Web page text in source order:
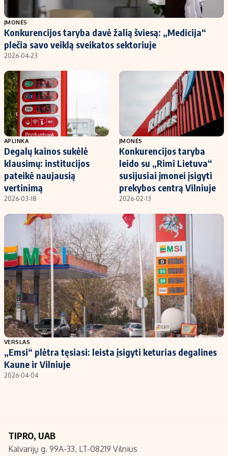
Populiarios temos
Investavimas
Akcijų rinka
Saulės elektrinės
Kriptovaliutos
Infliacija
Migracija
Titulinis
Nedarbo išmokos skaičiuoklė
Indėlių skaičiuoklė
Įdomios naujienos
Redakcija
Apie mus
Redakcijos politika
Privatumo politika
Turinio žymėjimo taisyklės
Kontaktai
Regionų naujienos
Indėlių palūkanos
ĮMONĖS
Konkurencijos taryba davė žalią šviesą: „Medicija“
plečia savo veiklą sveikatos sektoriuje
2026-04-23
APLINKA
Degalų kainos sukėlė
klausimų: institucijos
pateikė naujausią
vertinimą
2026-03-18
ĮMONĖS
Konkurencijos taryba
leido su „Rimi Lietuva“
susijusiai įmonei įsigyti
prekybos centrą Vilniuje
2026-02-13
VERSLAS
„Emsi“ plėtra tęsiasi: leista įsigyti keturias degalines
Kaune ir Vilniuje
2026-04-04
TIPRO, UAB
Kalvarijų g. 99A-33, LT-08219 Vilnius